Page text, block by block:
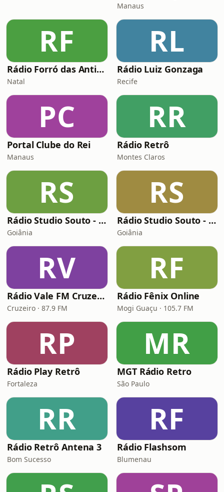
Manaus
RF
Rádio Forró das Antigas
Natal
RL
Rádio Luiz Gonzaga
Recife
PC
Portal Clube do Rei
Manaus
RR
Rádio Retrô
Montes Claros
RS
Rádio Studio Souto - Saudade 80s
Goiânia
RS
Rádio Studio Souto - Jovem Guarda
Goiânia
RV
Rádio Vale FM Cruzeiro
Cruzeiro · 87.9 FM
RF
Rádio Fênix Online
Mogi Guaçu · 105.7 FM
RP
Rádio Play Retrô
Fortaleza
MR
MGT Rádio Retro
São Paulo
RR
Rádio Retrô Antena 3
Bom Sucesso
RF
Rádio Flashsom
Blumenau